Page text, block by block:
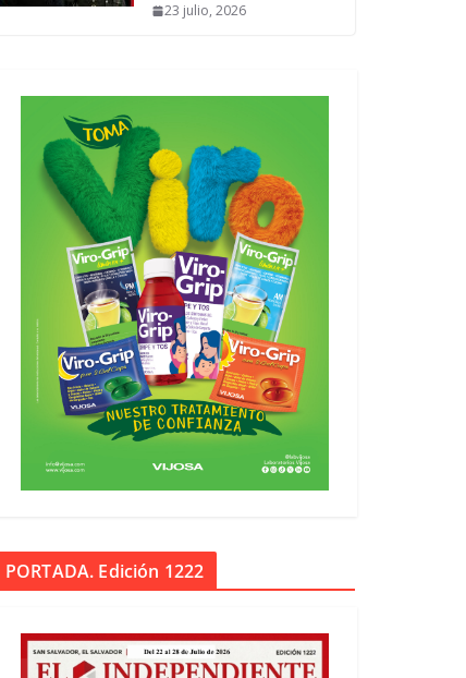
23 julio, 2026
PORTADA. Edición 1222